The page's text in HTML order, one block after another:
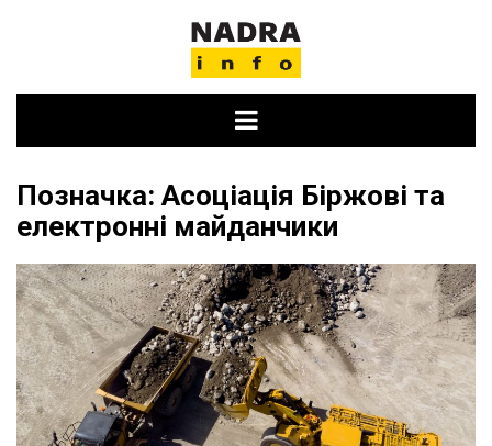
Позначка: Асоціація Біржові та
електронні майданчики